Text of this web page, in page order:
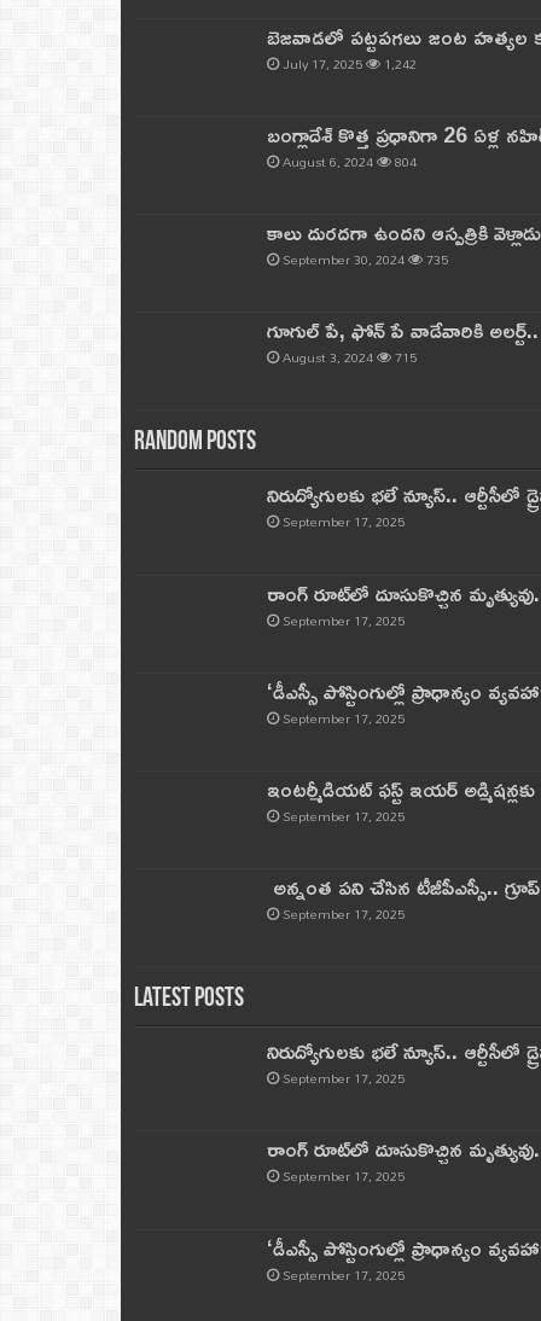
బెజవాడలో పట్టపగలు జంట
July 17, 2025 1,242
బంగ్లాదేశ్ కొత్త ప్రధానిగా 26 ఏళ్ల
August 6, 2024 804
కాలు దురదగా ఉందని ఆస్పత్రికి
September 30, 2024 735
గూగుల్ పే, ఫోన్ పే వాడేవారికి
August 3, 2024 715
Random Posts
నిరుద్యోగులకు భలే న్యూస్.. ఆర్టీసీలో
September 17, 2025
రాంగ్ రూట్‌లో దూసుకొచ్చిన
September 17, 2025
‘డీఎస్సీ పోస్టింగుల్లో ప్రాధాన్యం
September 17, 2025
ఇంటర్మీడియట్ ఫస్ట్‌ ఇయర్‌
September 17, 2025
అన్నంత పని చేసిన టీజీపీఎస్సీ..
September 17, 2025
Latest Posts
నిరుద్యోగులకు భలే న్యూస్.. ఆర్టీసీలో
September 17, 2025
రాంగ్ రూట్‌లో దూసుకొచ్చిన
September 17, 2025
‘డీఎస్సీ పోస్టింగుల్లో ప్రాధాన్యం
September 17, 2025